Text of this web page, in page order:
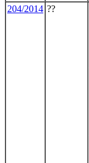
204/2014 ??